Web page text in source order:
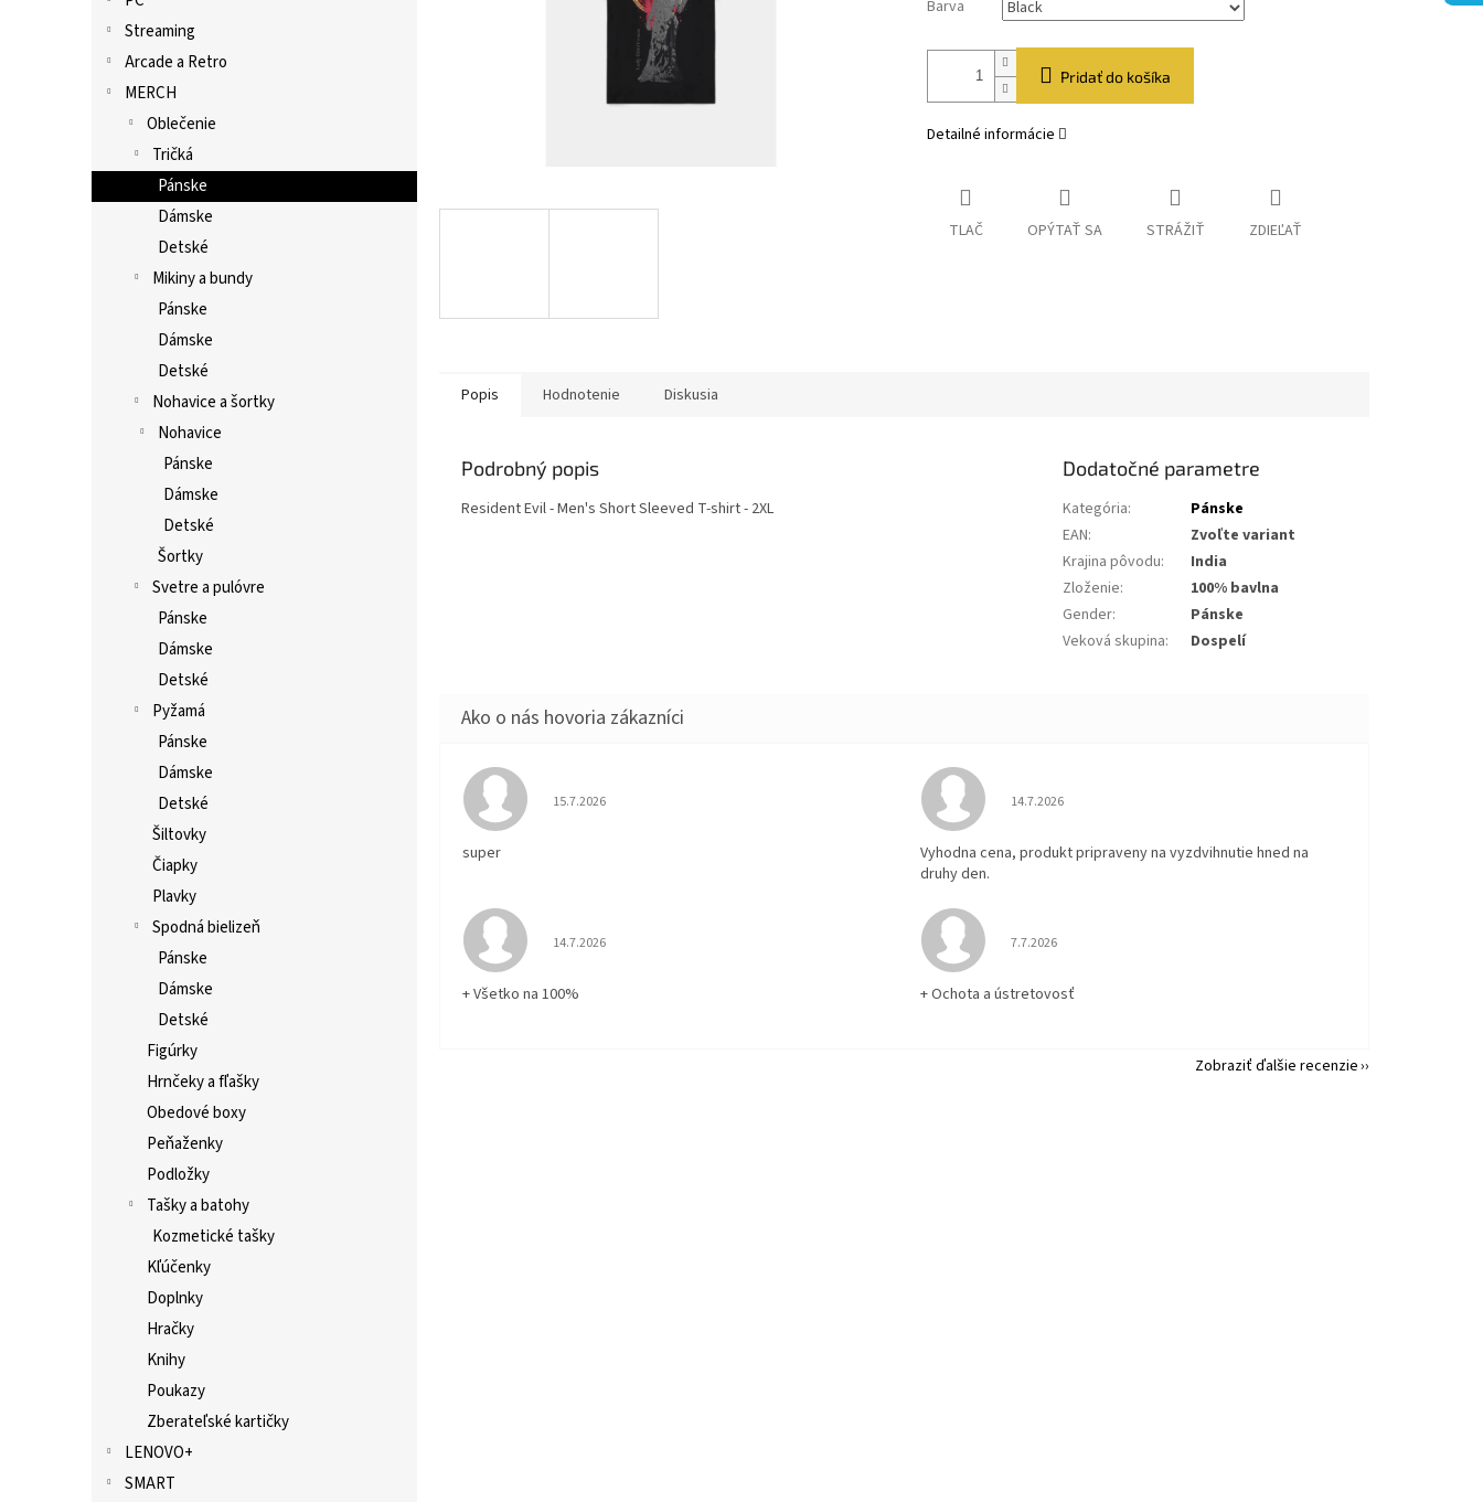
Streaming
Arcade a Retro
MERCH
Oblečenie
Tričká
Pánske
Dámske
Detské
Mikiny a bundy
Pánske
Dámske
Detské
Nohavice a šortky
Nohavice
Pánske
Dámske
Detské
Šortky
Svetre a pulóvre
Pánske
Dámske
Detské
Pyžamá
Pánske
Dámske
Detské
Šiltovky
Čiapky
Plavky
Spodná bielizeň
Pánske
Dámske
Detské
Figúrky
Hrnčeky a fľašky
Obedové boxy
Peňaženky
Podložky
Tašky a batohy
Kozmetické tašky
Kľúčenky
Doplnky
Hračky
Knihy
Poukazy
Zberateľské kartičky
LENOVO+
SMART
Barva
Pridať do košíka
Detailné informácie
TLAČ OPÝTAŤ SA STRÁŽIŤ ZDIEĽAŤ
Popis Hodnotenie Diskusia
Podrobný popis
Resident Evil - Men's Short Sleeved T-shirt - 2XL
Dodatočné parametre
Kategória:
Pánske
EAN:
Zvoľte variant
Krajina pôvodu:
India
Zloženie:
100% bavlna
Gender:
Pánske
Veková skupina: Dospelí
Hodnotenie obchodu je 5 z 5 hviezdičiek.
15.7.2026
super
Hodnotenie obchodu je 5 z 5 hviezdičiek.
14.7.2026
Vyhodna cena, produkt pripraveny na vyzdvihnutie hned na
druhy den.
Hodnotenie obchodu je 5 z 5 hviezdičiek.
14.7.2026
+ Všetko na 100%
Hodnotenie obchodu je 5 z 5 hviezdičiek.
7.7.2026
+ Ochota a ústretovosť
Zobraziť ďalšie recenzie